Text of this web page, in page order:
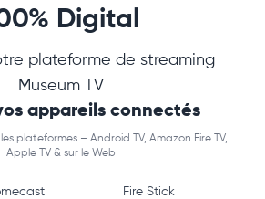
Digital
plateforme de streaming
Museum TV
appareils connectés
plateformes – Android TV, Amazon Fire TV,
Apple TV & sur le Web
Fire Stick